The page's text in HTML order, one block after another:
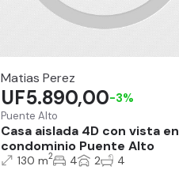
Matias Perez
Puente Alto
Casa aislada 4D con vista en
condominio Puente Alto
UF5.890,00-3%
130 m2 4 2 4